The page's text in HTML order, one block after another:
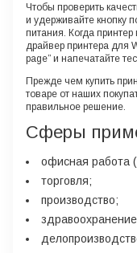
Чтобы проверить
и удерживайте кнопку
питания. Когда принтер
драйвер принтера для
page” и напечатайте
Прежде чем купить
товаре от наших
правильное решение.
Сферы
офисная работа
торговля;
производство;